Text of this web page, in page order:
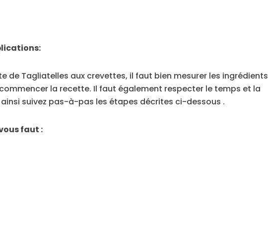
de Tagliatelles aux crevettes, il faut bien mesurer les ingrédients
la recette. Il faut également respecter le temps et la
suivez pas-à-pas les étapes décrites ci-dessous .
faut :